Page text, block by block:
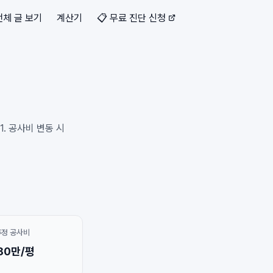
체 글 보기 계산기 📋 무료 진단 신청
공사비 변동 시
공사비
만/평